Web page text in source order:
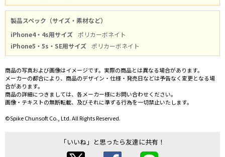
製品スペック（サイズ・素材など）
iPhone4・4s用サイズ ポリカーボネイト
iPhone5・5s・SE用サイズ ポリカーボネイト
商品の写真および画像はイメージです。実際の商品とは異なる場合があります。
メーカーの都合により、商品のデザイン・仕様・発売日などは予告なく変更となる場
合があります。
商品の詳細につきましては、各メーカー様にお問い合わせください。
画像・テキストの無断転載、及びそれに準ずる行為を一切禁止いたします。
©Spike Chunsoft Co., Ltd. All Rights Reserved.
「いいね」と思ったら友達に共有！